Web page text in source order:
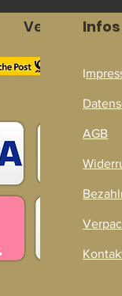
Zahlarten
Infos
I
AGB